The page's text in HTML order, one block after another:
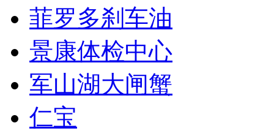
菲罗多刹车油
景康体检中心
军山湖大闸蟹
仁宝